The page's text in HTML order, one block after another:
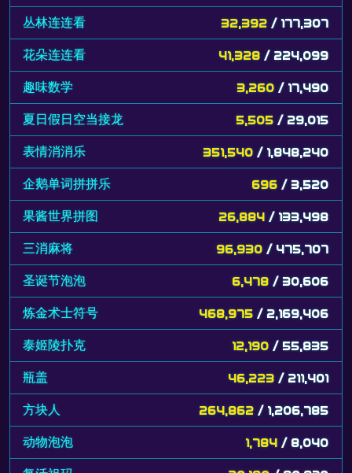
丛林连连看 32,392 / 177,307
花朵连连看 41,328 / 224,099
趣味数学 3,260 / 17,490
夏日假日空当接龙 5,505 / 29,015
表情消消乐 351,540 / 1,848,240
企鹅单词拼拼乐 696 / 3,520
果酱世界拼图 26,884 / 133,498
三消麻将 96,930 / 475,707
圣诞节泡泡 6,478 / 30,606
炼金术士符号 468,975 / 2,169,406
泰姬陵扑克 12,190 / 55,835
瓶盖 46,223 / 211,401
方块人 264,862 / 1,206,785
动物泡泡 1,784 / 8,040